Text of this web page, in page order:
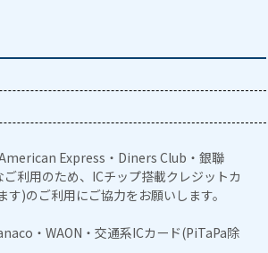
Express・Diners Club・銀聯
利用のため、ICチップ搭載クレジットカ
)のご利用にご協力をお願いします。
・WAON・交通系ICカード(PiTaPa除